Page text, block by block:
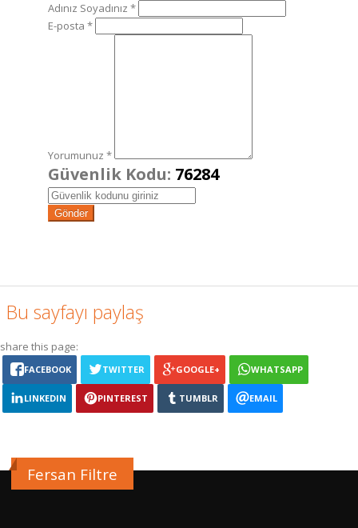
Adınız Soyadınız *
E-posta *
Yorumunuz *
Güvenlik Kodu: 76284
Bu sayfayı paylaş
share this page:
FACEBOOK TWITTER GOOGLE+ WHATSAPP
LINKEDIN PINTEREST TUMBLR EMAIL
Fersan Filtre